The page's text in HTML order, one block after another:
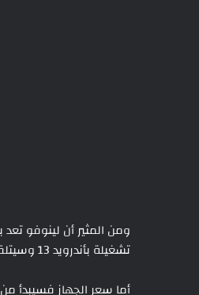
تشغيلة بأندرويد 13 وسيتلقى تحديثات أمان حتى يناير 2028.
أما سعر الجهاز فسيبدأ من 330 دولار أمريكي.